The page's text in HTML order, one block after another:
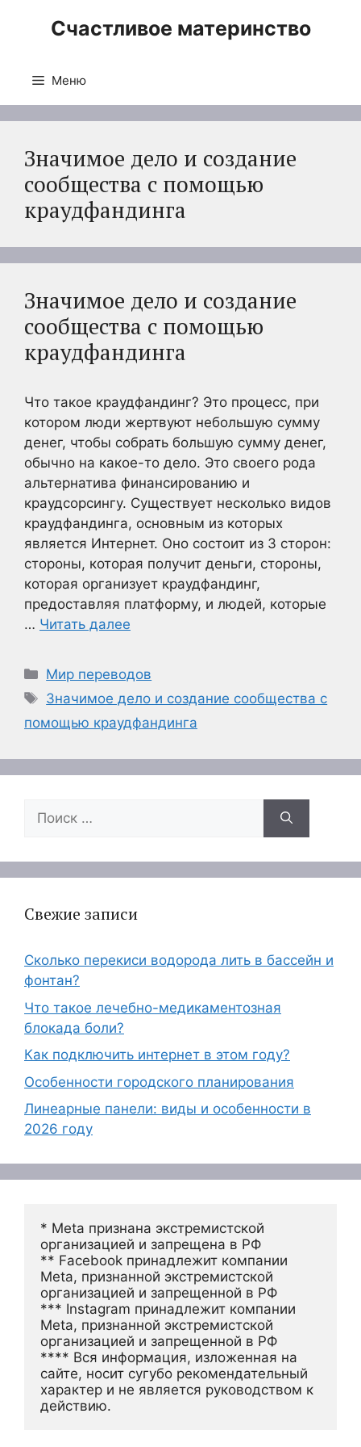
Счастливое материнство
Меню
Значимое дело и создание
сообщества с помощью
краудфандинга
Значимое дело и создание
сообщества с помощью
краудфандинга
Что такое краудфандинг? Это процесс, при
котором люди жертвуют небольшую сумму
денег, чтобы собрать большую сумму денег,
обычно на какое-то дело. Это своего рода
альтернатива финансированию и
краудсорсингу. Существует несколько видов
краудфандинга, основным из которых
является Интернет. Оно состоит из 3 сторон:
стороны, которая получит деньги, стороны,
которая организует краудфандинг,
предоставляя платформу, и людей, которые
… Читать далее
Рубрики
Мир переводов
Метки
Значимое дело и создание сообщества с
помощью краудфандинга
Поиск:
Свежие записи
Сколько перекиси водорода лить в бассейн и
фонтан?
Что такое лечебно-медикаментозная
блокада боли?
Как подключить интернет в этом году?
Особенности городского планирования
Линеарные панели: виды и особенности в
2026 году
* Meta признана экстремистской
организацией и запрещена в РФ
** Facebook принадлежит компании
Meta, признанной экстремистской
организацией и запрещенной в РФ
*** Instagram принадлежит компании
Meta, признанной экстремистской
организацией и запрещенной в РФ
**** Вся информация, изложенная на
сайте, носит сугубо рекомендательный
характер и не является руководством к
действию.